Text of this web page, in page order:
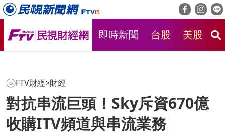
即時新聞 台股 美股
FTV財經>財經
對抗串流巨頭！Sky斥資670億
收購ITV頻道與串流業務